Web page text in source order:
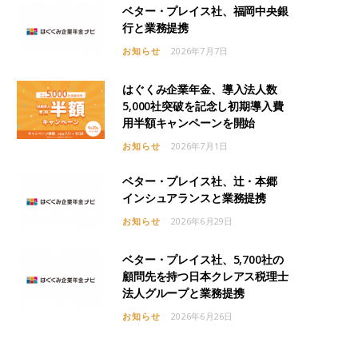
ベター・プレイス社、福岡中央銀
行と業務提携
お知らせ 2026年7月7日
はぐくみ企業年金、導入法人数
5,000社突破を記念し初期導入費
用半額キャンペーンを開始
お知らせ 2026年7月1日
ベター・プレイス社、辻・本郷
インシュアランスと業務提携
お知らせ 2026年6月29日
ベター・プレイス社、5,700社の
顧問先を持つ日本クレアス税理士
法人グループと業務提携
お知らせ 2026年6月26日